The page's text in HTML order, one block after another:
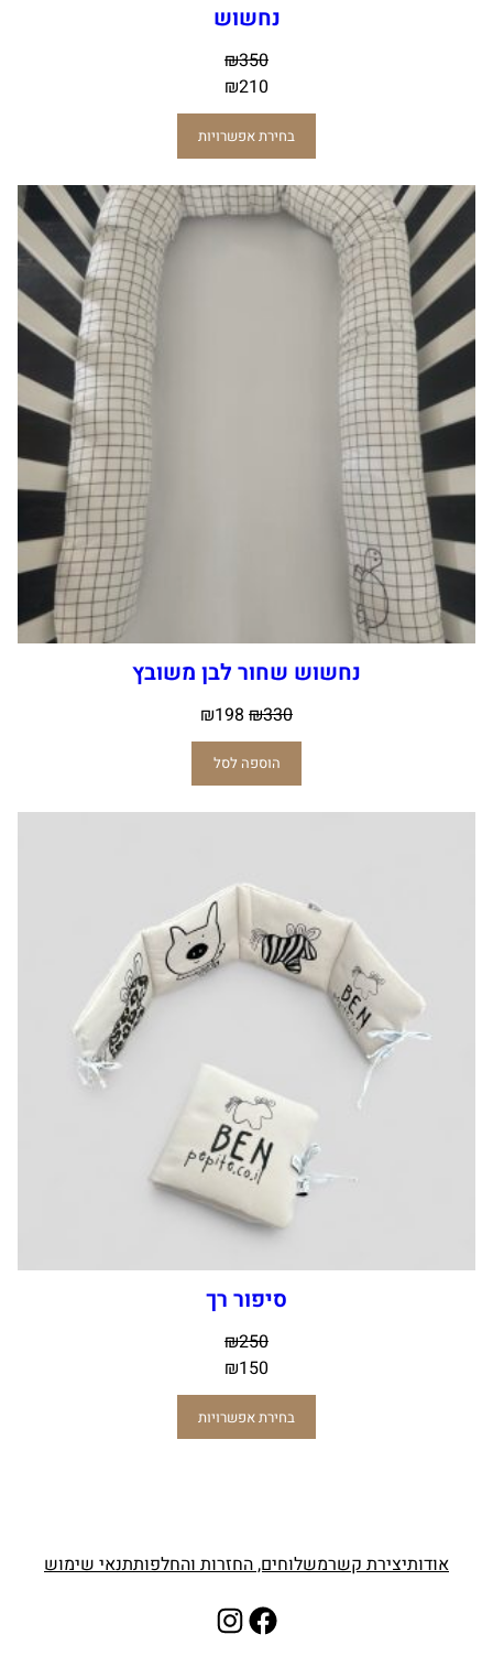
נחשוש
₪350
₪210
בחירת אפשרויות
נחשוש שחור לבן משובץ
₪330
₪198
הוספה לסל
סיפור רך
₪250
₪150
בחירת אפשרויות
אודותיצירת קשרמשלוחים, החזרות והחלפותתנאי שימוש
Facebook
Instagram